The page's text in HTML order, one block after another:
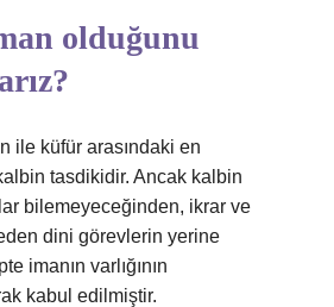
olduğunu
ile küfür arasındaki en
tasdikidir. Ancak kalbin
bilemeyeceğinden, ikrar ve
dini görevlerin yerine
imanın varlığının
kabul edilmiştir.